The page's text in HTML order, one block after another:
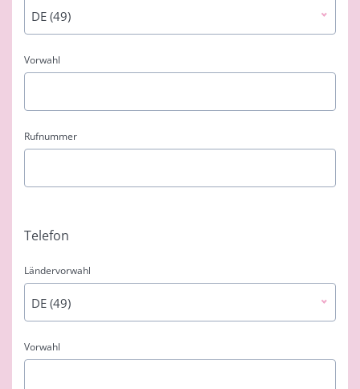
DE (49)
Vorwahl
Rufnummer
Telefon
Ländervorwahl
DE (49)
Vorwahl